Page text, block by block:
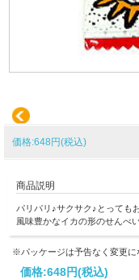
価格:648円(税込)
商品説明
パリパリ♪サクサク♪とっても
風味豊かなイカの形のせんべい
※パッケージは予告なく変更に
価格:648円(税込)